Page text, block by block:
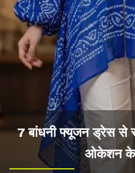
7 बांधनी फ्यूजन ड्रेस से
ओकेशन के